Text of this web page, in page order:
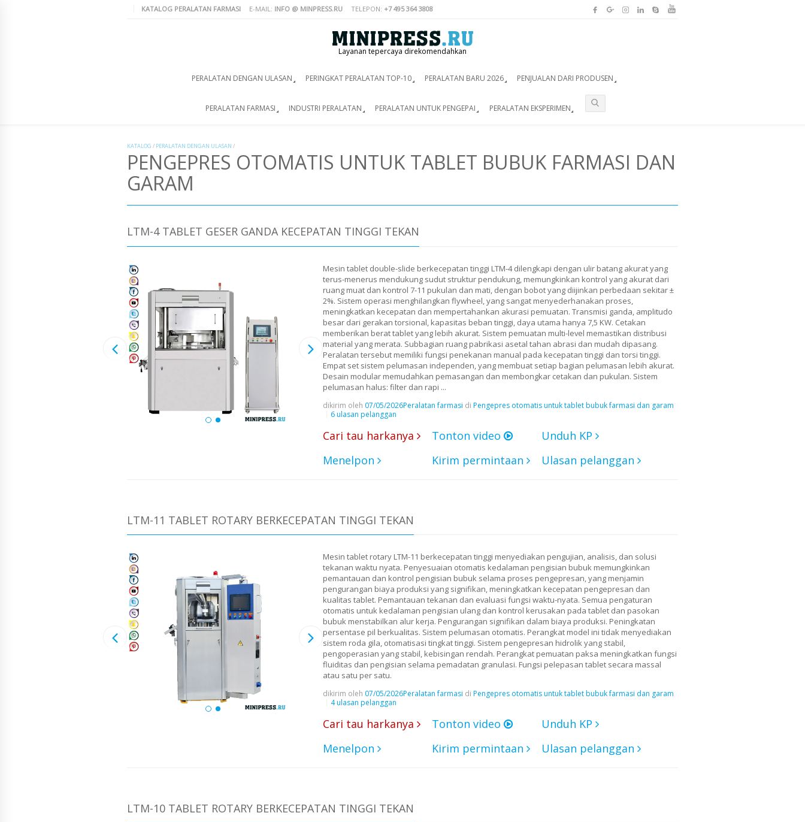
KATALOG PERALATAN FARMASI E-MAIL: INFO @ MINPRESS.RU TELEPON: +7 495 364 3808
Layanan tepercaya direkomendahkan
PERALATAN DENGAN ULASAN PERINGKAT PERALATAN TOP-10 PERALATAN BARU 2026 PENJUALAN DARI PRODUSEN
PERALATAN FARMASI INDUSTRI PERALATAN PERALATAN UNTUK PENGEPAI PERALATAN EKSPERIMEN
KATALOG / PERALATAN DENGAN ULASAN /
PENGEPRES OTOMATIS UNTUK TABLET BUBUK FARMASI DAN
GARAM
LTM-4 TABLET GESER GANDA KECEPATAN TINGGI TEKAN
Mesin tablet double-slide berkecepatan tinggi LTM-4 dilengkapi dengan ulir batang akurat yang
terus-menerus mendukung sudut struktur pendukung, memungkinkan kontrol yang akurat dari
ruang muat dan kontrol 7-11 pukulan dan mati, dengan bobot yang diijinkan perbedaan sekitar ±
2%. Sistem operasi menghilangkan flywheel, yang sangat menyederhanakan proses,
meningkatkan kecepatan dan mempertahankan akurasi pemuatan. Transmisi ganda, amplitudo
besar dari gerakan torsional, kapasitas beban tinggi, daya utama hanya 7,5 KW. Cetakan
memberikan berat tablet yang lebih akurat. Sistem pemuatan multi-level memastikan distribusi
material yang merata. Subbagian ruang pabrikasi asetal tahan abrasi dan mudah dipasang.
Peralatan tersebut memiliki fungsi penekanan manual pada kecepatan tinggi dan torsi tinggi.
Empat set sistem pelumasan independen, yang membuat setiap bagian pelumasan lebih akurat.
Desain modular memudahkan pemasangan dan membongkar cetakan dan pukulan. Sistem
pelumasan halus: filter dan rapi ...
dikirim oleh 07/05/2026Peralatan farmasi di Pengepres otomatis untuk tablet bubuk farmasi dan garam
6 ulasan pelanggan
Cari tau harkanya Tonton video
Unduh KP
Menelpon
Kirim permintaan Ulasan pelanggan
LTM-11 TABLET ROTARY BERKECEPATAN TINGGI TEKAN
Mesin tablet rotary LTM-11 berkecepatan tinggi menyediakan pengujian, analisis, dan solusi
tekanan waktu nyata. Penyesuaian otomatis kedalaman pengisian bubuk memungkinkan
pemantauan dan kontrol pengisian bubuk selama proses pengepresan, yang menjamin
pengurangan biaya produksi yang signifikan, meningkatkan kecepatan pengepresan dan
kualitas tablet. Pemantauan tekanan dan evaluasi fungsi waktu-nyata. Semua pengaturan
otomatis untuk kedalaman pengisian ulang dan kontrol kerusakan pada tablet dan pasokan
bubuk menstabilkan alur kerja. Pengurangan signifikan dalam biaya produksi. Peningkatan
persentase pil berkualitas. Sistem pelumasan otomatis. Perangkat model ini tidak menyediakan
sistem roda gila, otomatisasi tingkat tinggi. Sistem pengepresan hidrolik yang stabil,
pengoperasian yang stabil, kebisingan rendah. Perangkat pemuatan paksa meningkatkan fungsi
fluiditas dan pengisian selama pemadatan granulasi. Fungsi pelepasan tablet secara massal
atau satu per satu.
dikirim oleh 07/05/2026Peralatan farmasi di Pengepres otomatis untuk tablet bubuk farmasi dan garam
4 ulasan pelanggan
Cari tau harkanya Tonton video
Unduh KP
Menelpon
Kirim permintaan Ulasan pelanggan
LTM-10 TABLET ROTARY BERKECEPATAN TINGGI TEKAN